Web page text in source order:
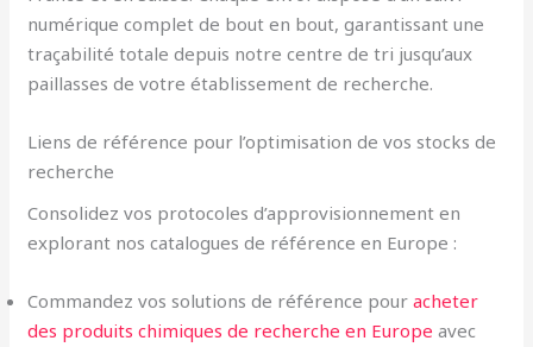
numérique complet de bout en bout, garantissant une
traçabilité totale depuis notre centre de tri jusqu’aux
paillasses de votre établissement de recherche.
Liens de référence pour l’optimisation de vos stocks de
recherche
Consolidez vos protocoles d’approvisionnement en
explorant nos catalogues de référence en Europe :
Commandez vos solutions de référence pouracheter
des produits chimiques de recherche en Europe avec